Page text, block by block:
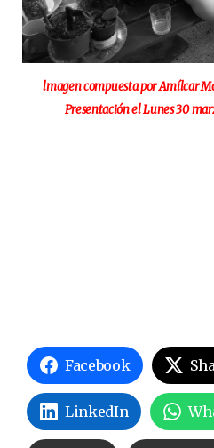
lmagen compuesta por Amílcar
Presentación el Lunes 30
Facebook
LinkedIn